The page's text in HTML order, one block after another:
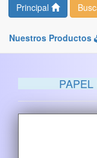
Principal
Nuestros Productos